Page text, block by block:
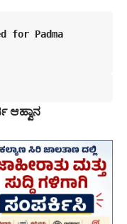
for Padma
ಆಹ್ವಾನ